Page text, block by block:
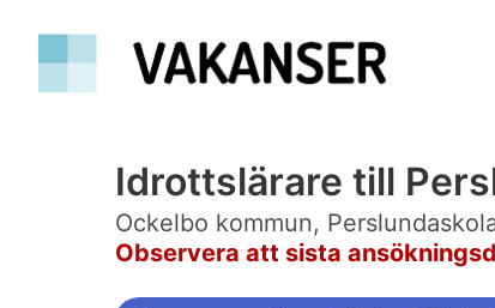
Idrottslärare till
Ockelbo kommun,
Observera att sista